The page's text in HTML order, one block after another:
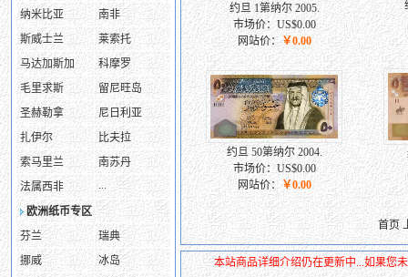
纳米比亚
南非
斯威士兰
莱索托
马达加斯加
科摩罗
毛里求斯
留尼旺岛
圣赫勒拿
尼日利亚
扎伊尔
比夫拉
索马里兰
南苏丹
法属西非
...
欧洲纸币专区
芬兰
瑞典
挪威
冰岛
约旦 1第纳尔 2005.
市场价：US$0.00
网站价：￥0.00
约旦 50第纳尔 2004.
市场价：US$0.00
网站价： ￥0.00
首页
本站商品详细介绍仍在更新中...如果您